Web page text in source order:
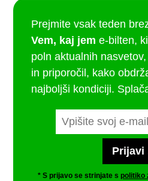
Prejmite vsak teden
Vem, kaj jem e-bilten,
poln aktualnih
in priporočil, kako
najboljši kondiciji.
* S prijavo se strinjate spolitiko